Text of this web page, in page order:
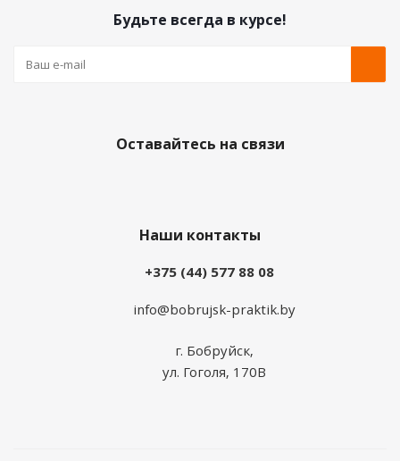
Будьте всегда в курсе!
Оставайтесь на связи
Наши контакты
+375 (44) 577 88 08
info@bobrujsk-praktik.by
г. Бобруйск,
ул. Гоголя, 170В